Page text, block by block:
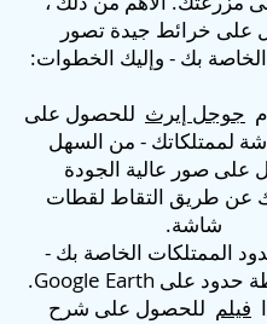
على خرائط جيدة تصور
بك - وإليك الخطوات:
جوجل إيرث للحصول على
لممتلكاتك - من السهل
على صور عالية الجودة
عن طريق التقاط لقطات
شاشة.
الممتلكات الخاصة بك -
أنشئ خريطة حدود على Google Earth.
فيلم للحصول على شرح